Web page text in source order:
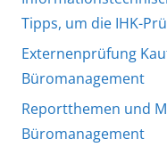
Tipps, um die IHK-
Externenprüfung
Büromanagement
Reportthemen und
Büromanagement